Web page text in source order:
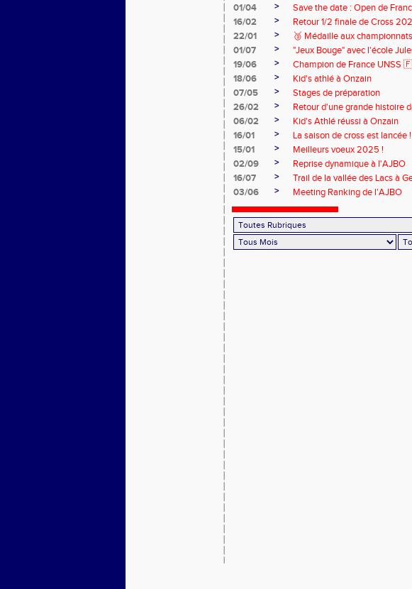
01/04
>
Save the date : Open de
16/02
>
Retour 1/2 finale de Cross
22/01
>
🥉 Médaille aux
01/07
>
"Jeux Bouge" avec l'école
19/06
>
Champion de France UNSS
18/06
>
Kid's athlé à Onzain
07/05
>
Stages de préparation
26/02
>
Retour d'une grande histoire
06/02
>
Kid's Athlé réussi à Onzain
16/01
>
La saison de cross est lancée !
15/01
>
Meilleurs voeux 2025 !
02/09
>
Reprise dynamique à l'AJBO
16/07
>
Trail de la vallée des Lacs à
03/06
> Meeting Ranking de l'AJBO